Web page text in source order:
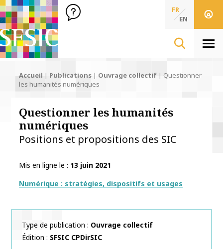
SFSIC Société Française des Sciences de l'Information & de
Société Française des Sciences
de l'Information
FR
EN
Accueil | Publications | Ouvrage collectif | Questionner
les humanités numériques
Questionner les humanités
numériques
Positions et propositions des SIC
Mis en ligne le
13 juin 2021
Thématiques
Numérique : stratégies, dispositifs et usages
Type de publication
Ouvrage collectif
Édition
SFSIC CPDirSIC